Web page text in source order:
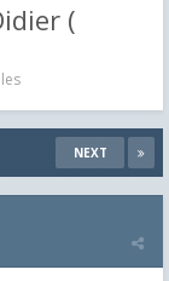
(
NEXT